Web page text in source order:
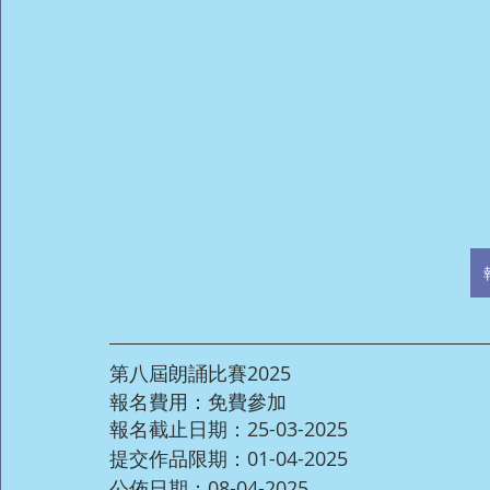
第八屆朗誦比賽2025
報名費用：免費參加
報名截止日期：25-03-2025
提交作品限期：01-04-2025